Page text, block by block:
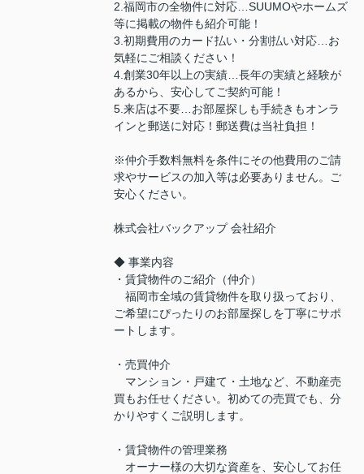
2.福岡市の全物件に対応…SUUMOやホームズ
等に掲載の物件も紹介可能！
3.初期費用のカード払い・分割払い対応…お
気軽にご相談ください！
4.創業30年以上の実績…長年の実績と経験が
あるから、安心してご契約可能！
5.来店は不要…お部屋探しも手続きもオンラ
インと郵送に対応！郵送費は当社負担！
※仲介手数料無料を条件にその他費用のご請
求やサービスの加入等は必要ありません。ご
安心ください。
株式会社バックアップ 会社紹介
◆ 事業内容
・賃貸物件のご紹介（仲介）
福岡市全域の賃貸物件を取り扱っており、
ご希望にぴったりのお部屋探しを丁寧にサポ
ートします。
・売買仲介
マンション・戸建て・土地など、不動産売
買もお任せください。初めての売買でも、分
かりやすくご説明します。
・賃貸物件の管理業務
オーナー様の大切な資産を、安心してお任